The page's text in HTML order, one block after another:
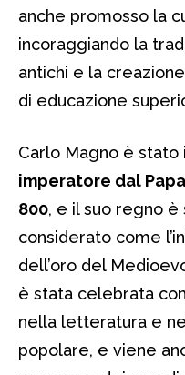
anche promosso la
incoraggiando la
antichi e la
di educazione
Carlo Magno è stato
imperatore dal
800, e il suo regno è
considerato come
dell’oro del
è stata celebrata
nella letteratura e
popolare, e viene